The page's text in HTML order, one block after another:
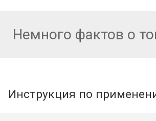
Немного фактов о
Инструкция по